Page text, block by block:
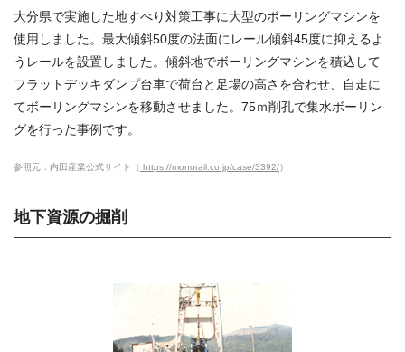
大分県で実施した地すべり対策工事に大型のボーリングマシンを
使用しました。最大傾斜50度の法面にレール傾斜45度に抑えるよ
うレールを設置しました。傾斜地でボーリングマシンを積込して
フラットデッキダンプ台車で荷台と足場の高さを合わせ、自走に
てボーリングマシンを移動させました。75ｍ削孔で集水ボーリン
グを行った事例です。
参照元：内田産業公式サイト（ https://monorail.co.jp/case/3392/）
地下資源の掘削